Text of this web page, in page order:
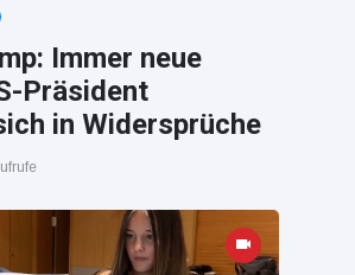
Immer neue
Präsident
in Widersprüche